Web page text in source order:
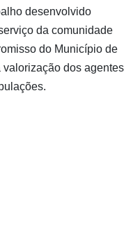
desenvolvido
da comunidade
do Município de
dos agentes